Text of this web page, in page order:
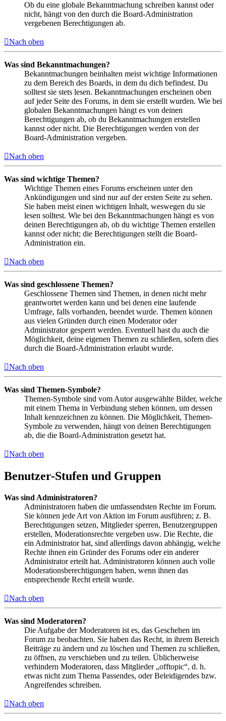
Ob du eine globale Bekanntmachung schreiben kannst oder
nicht, hängt von den durch die Board-Administration
vergebenen Berechtigungen ab.
Nach oben
Was sind Bekanntmachungen?
Bekanntmachungen beinhalten meist wichtige Informationen
zu dem Bereich des Boards, in dem du dich befindest. Du
solltest sie stets lesen. Bekanntmachungen erscheinen oben
auf jeder Seite des Forums, in dem sie erstellt wurden. Wie bei
globalen Bekanntmachungen hängt es von deinen
Berechtigungen ab, ob du Bekanntmachungen erstellen
kannst oder nicht. Die Berechtigungen werden von der
Board-Administration vergeben.
Nach oben
Was sind wichtige Themen?
Wichtige Themen eines Forums erscheinen unter den
Ankündigungen und sind nur auf der ersten Seite zu sehen.
Sie haben meist einen wichtigen Inhalt, weswegen du sie
lesen solltest. Wie bei den Bekanntmachungen hängt es von
deinen Berechtigungen ab, ob du wichtige Themen erstellen
kannst oder nicht; die Berechtigungen stellt die Board-
Administration ein.
Nach oben
Was sind geschlossene Themen?
Geschlossene Themen sind Themen, in denen nicht mehr
geantwortet werden kann und bei denen eine laufende
Umfrage, falls vorhanden, beendet wurde. Themen können
aus vielen Gründen durch einen Moderator oder
Administrator gesperrt werden. Eventuell hast du auch die
Möglichkeit, deine eigenen Themen zu schließen, sofern dies
durch die Board-Administration erlaubt wurde.
Nach oben
Was sind Themen-Symbole?
Themen-Symbole sind vom Autor ausgewählte Bilder, welche
mit einem Thema in Verbindung stehen können, um dessen
Inhalt kennzeichnen zu können. Die Möglichkeit, Themen-
Symbole zu verwenden, hängt von deinen Berechtigungen
ab, die die Board-Administration gesetzt hat.
Nach oben
Benutzer-Stufen und Gruppen
Was sind Administratoren?
Administratoren haben die umfassendsten Rechte im Forum.
Sie können jede Art von Aktion im Forum ausführen; z. B.
Berechtigungen setzen, Mitglieder sperren, Benutzergruppen
erstellen, Moderationsrechte vergeben usw. Die Rechte, die
ein Administrator hat, sind allerdings davon abhängig, welche
Rechte ihnen ein Gründer des Forums oder ein anderer
Administrator erteilt hat. Administratoren können auch volle
Moderationsberechtigungen haben, wenn ihnen das
entsprechende Recht erteilt wurde.
Nach oben
Was sind Moderatoren?
Die Aufgabe der Moderatoren ist es, das Geschehen im
Forum zu beobachten. Sie haben das Recht, in ihrem Bereich
Beiträge zu ändern und zu löschen und Themen zu schließen,
zu öffnen, zu verschieben und zu teilen. Üblicherweise
verhindern Moderatoren, dass Mitglieder „offtopic“, d. h.
etwas nicht zum Thema Passendes, oder Beleidigendes bzw.
Angreifendes schreiben.
Nach oben